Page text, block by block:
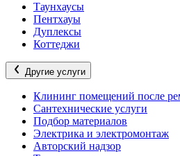
Таунхаусы
Пентхауы
Дуплексы
Коттеджи
Другие услуги
Клининг помещений после
Сантехнические услуги
Подбор материалов
Электрика и электромонтаж
Авторский надзор